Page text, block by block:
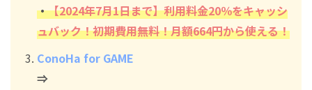
・【2024年7月1日まで】利用料金20％をキャッシ
ュバック！初期費用無料！月額664円から使える！
ConoHa for GAME
⇒